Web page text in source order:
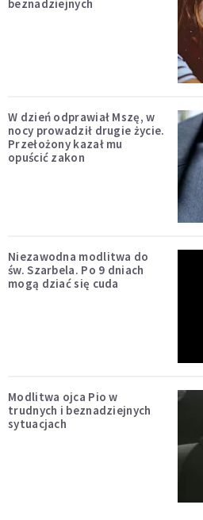
beznadziejnych
W dzień odprawiał Mszę, w
nocy prowadził drugie życie.
Przełożony kazał mu
opuścić zakon
Niezawodna modlitwa do
św. Szarbela. Po 9 dniach
mogą dziać się cuda
Modlitwa ojca Pio w
trudnych i beznadziejnych
sytuacjach